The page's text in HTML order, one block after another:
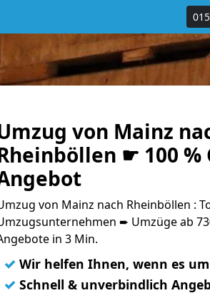
von Mainz
☛ 100 %
von Mainz nach Rheinböllen :
➨ Umzüge ab
in 3 Min.
✓ Wir helfen Ihnen, wenn es
✓ Schnell & unverbindlich